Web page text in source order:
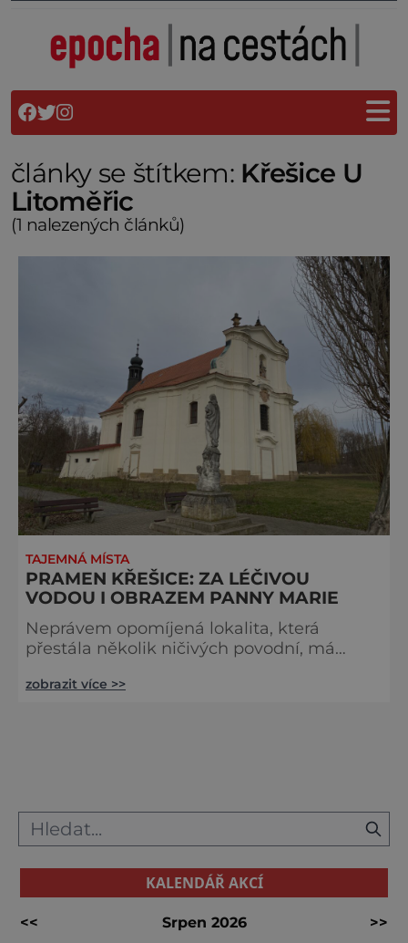
články se štítkem: Křešice U
Litoměřic
(1 nalezených článků)
TAJEMNÁ MÍSTA
PRAMEN KŘEŠICE: ZA LÉČIVOU
VODOU I OBRAZEM PANNY MARIE
Neprávem opomíjená lokalita, která
přestála několik ničivých povodní, má
Vydejte se do Křešic u Litoměřic na
pak ho umisťuje u sebe doma v Litomě
zobrazit více >>
KALENDÁŘ AKCÍ
<< Srpen 2026
>>